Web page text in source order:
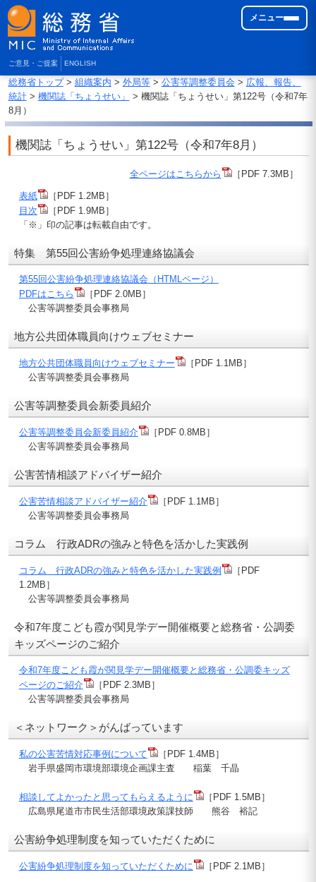
ご意見・ご提案 ENGLISH
メニュー
総務省トップ> 組織案内 > 外局等> 公害等調整委員会 > 広報、報告、
統計> 機関誌「ちょうせい」
> 機関誌「ちょうせい」第122号（令和7年
8月）
機関誌「ちょうせい」第122号（令和7年8月）
全ページはこちらから ［PDF 7.3MB］
表紙
［PDF 1.2MB］
目次
［PDF 1.9MB］
「※」印の記事は転載自由です。
特集 第55回公害紛争処理連絡協議会
第55回公害紛争処理連絡協議会（HTMLページ）
PDFはこちら
［PDF 2.0MB］
公害等調整委員会事務局
地方公共団体職員向けウェブセミナー
地方公共団体職員向けウェブセミナー
［PDF 1.1MB］
公害等調整委員会事務局
公害等調整委員会新委員紹介
公害等調整委員会新委員紹介
［PDF 0.8MB］
公害等調整委員会事務局
公害苦情相談アドバイザー紹介
公害苦情相談アドバイザー紹介
［PDF 1.1MB］
公害等調整委員会事務局
コラム 行政ADRの強みと特色を活かした実践例
コラム 行政ADRの強みと特色を活かした実践例
［PDF
1.2MB］
公害等調整委員会事務局
令和7年度こども霞が関見学デー開催概要と総務省・公調委
キッズページのご紹介
令和7年度こども霞が関見学デー開催概要と総務省・公調委キッズ
ページのご紹介
［PDF 2.3MB］
公害等調整委員会事務局
＜ネットワーク＞がんばっています
私の公害苦情対応事例について
［PDF 1.4MB］
岩手県盛岡市環境部環境企画課主査 稲葉 千晶
相談してよかったと思ってもらえるように
［PDF 1.5MB］
広島県尾道市市民生活部環境政策課技師 熊谷 裕記
公害紛争処理制度を知っていただくために
公害紛争処理制度を知っていただくために ［PDF 2.1MB］